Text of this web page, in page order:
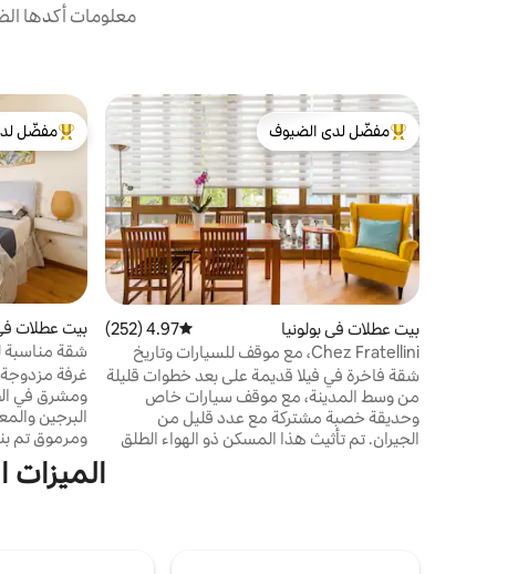
معلومات أكدها
من أبرز البيوت المفضّلة لدى الضيوف
مفضّل لدى الضيوف
بيت عطلات في بولونيا متوسط التقييم 4.97 من 5، 252 مراجعات
4.97 (252)
Chez Fratellini، مع موقف للسيارات وتاريخ
السيرك
شقة فاخرة في فيلا قديمة على بعد خطوات قليلة
من وسط المدينة، مع موقف سيارات خاص
وحديقة خصبة مشتركة مع عدد قليل من
الجيران. تم تأثيث هذا المسكن ذو الهواء الطلق
من أبرز
مفضّل
بيت عطلات في
شقة مناسبة
3
غرفة
ومشرق في
البرجين
على
الميزات